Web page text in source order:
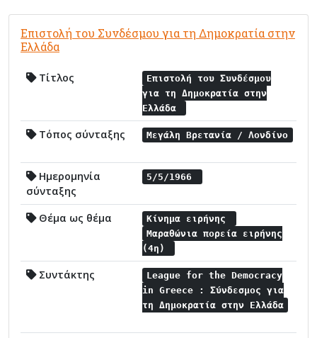
Επιστολή του Συνδέσμου για τη Δημοκρατία στην
Ελλάδα
Τίτλος
Επιστολή του Συνδέσμου
για τη Δημοκρατία στην
Ελλάδα
Τόπος σύνταξης Μεγάλη Βρετανία / Λονδίνο
Ημερομηνία
σύνταξης
5/5/1966
Θέμα ως θέμα
Κίνημα ειρήνης
Μαραθώνια πορεία ειρήνης
(4η)
Συντάκτης
League for the Democracy
in Greece : Σύνδεσμος για
τη Δημοκρατία στην Ελλάδα